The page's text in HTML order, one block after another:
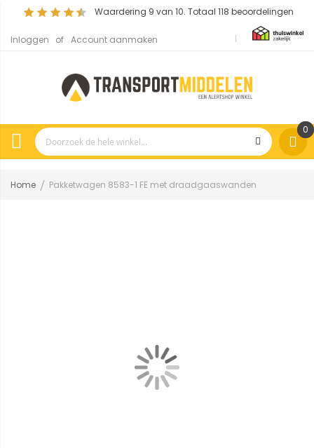
Waardering 9 van 10. Totaal 118 beoordelingen
Inloggen Account aanmaken
0
Home Pakketwagen 8583-1 FE met draadgaaswanden